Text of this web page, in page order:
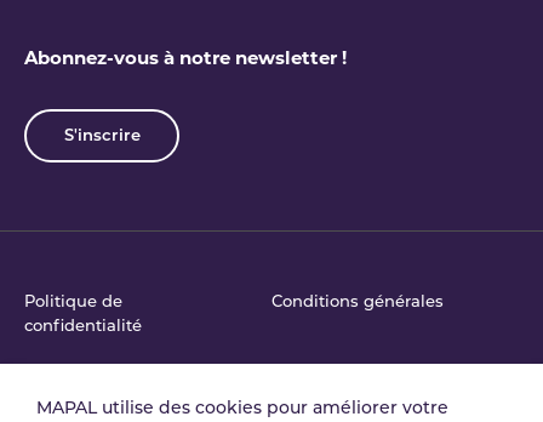
Abonnez-vous à notre newsletter !
S'inscrire
Politique de
confidentialité
Conditions générales
Accord de traitement
Politique de Sécurité de
MAPAL utilise des cookies pour améliorer votre